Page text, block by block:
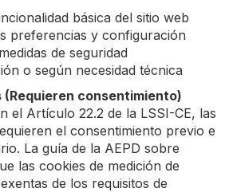
básica del sitio web
preferencias y configuración
de seguridad
o según necesidad técnica
consentimiento)
el Artículo 22.2 de la LSSI-CE, las
el consentimiento previo e
La guía de la AEPD sobre
las cookies de medición de
de los requisitos de